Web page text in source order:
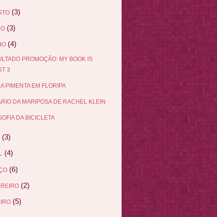
(3)
(3)
(4)
PROMOÇÃO: MY BOOK IS
3
PIMENTA EM FLORIPA
DA MARIPOSA DE RACHEL KLEIN
DA BICICLETA
(3)
(4)
(6)
(2)
(5)